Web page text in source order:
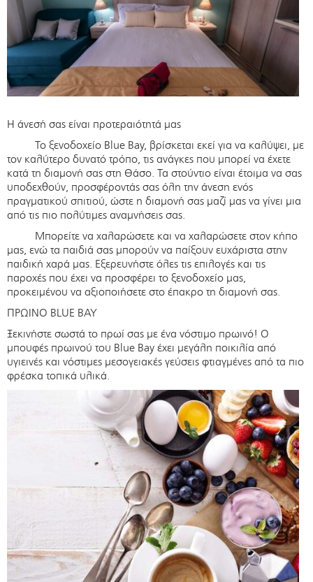
Η άνεσή σας είναι προτεραιότητά μας
Το ξενοδοχείο Blue Bay, βρίσκεται εκεί για να καλύψει, με
τον καλύτερο δυνατό τρόπο, τις ανάγκες που μπορεί να έχετε
κατά τη διαμονή σας στη Θάσο. Τα στούντιο είναι έτοιμα να σας
υποδεχθούν, προσφέροντάς σας όλη την άνεση ενός
πραγματικού σπιτιού, ώστε η διαμονή σας μαζί μας να γίνει μια
από τις πιο πολύτιμες αναμνήσεις σας.
Μπορείτε να χαλαρώσετε και να χαλαρώσετε στον κήπο
μας, ενώ τα παιδιά σας μπορούν να παίξουν ευχάριστα στην
παιδική χαρά μας. Εξερευνήστε όλες τις επιλογές και τις
παροχές που έχει να προσφέρει το ξενοδοχείο μας,
προκειμένου να αξιοποιήσετε στο έπακρο τη διαμονή σας.
ΠΡΩΙΝΟ BLUE BAY
Ξεκινήστε σωστά το πρωί σας με ένα νόστιμο πρωινό! Ο
μπουφές πρωινού του Blue Bay έχει μεγάλη ποικιλία από
υγιεινές και νόστιμες μεσογειακές γεύσεις φτιαγμένες από τα πιο
φρέσκα τοπικά υλικά.